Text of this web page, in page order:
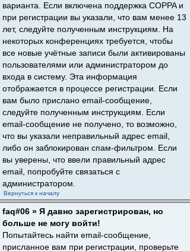
варианта. Если включена поддержка COPPA и
при регистрации вы указали, что вам менее 13
лет, следуйте полученным инструкциям. На
некоторых конференциях требуется, чтобы
все новые учётные записи были активированы
пользователями или администратором до
входа в систему. Эта информация
отображается в процессе регистрации. Если
вам было прислано email-сообщение,
следуйте полученным инструкциям. Если
email-сообщение не получено, то возможно,
что вы указали неправильный адрес email,
либо он заблокирован спам-фильтром. Если
вы уверены, что ввели правильный адрес
email, попробуйте связаться с
администратором.
Вернуться к началу
faq#06 » Я давно зарегистрирован, но
больше не могу войти!
Попытайтесь найти email-сообщение,
присланное вам при регистрации, проверьте